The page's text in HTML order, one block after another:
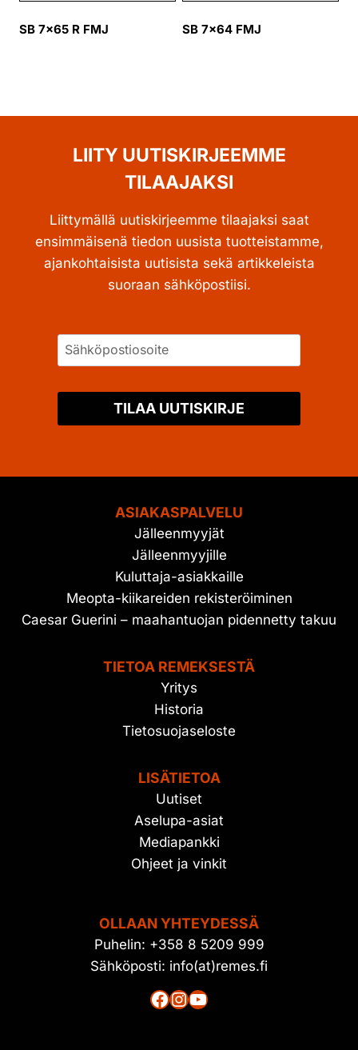
SB 7×65 R FMJ SB 7×64 FMJ
LIITY UUTISKIRJEEMME
TILAAJAKSI
Liittymällä uutiskirjeemme tilaajaksi saat
ensimmäisenä tiedon uusista tuotteistamme,
ajankohtaisista uutisista sekä artikkeleista
suoraan sähköpostiisi.
TILAA UUTISKIRJE
ASIAKASPALVELU
Jälleenmyyjät
Jälleenmyyjille
Kuluttaja-asiakkaille
Meopta-kiikareiden rekisteröiminen
Caesar Guerini – maahantuojan pidennetty takuu
TIETOA REMEKSESTÄ
Yritys
Historia
Tietosuojaseloste
LISÄTIETOA
Uutiset
Aselupa-asiat
Mediapankki
Ohjeet ja vinkit
OLLAAN YHTEYDESSÄ
Puhelin: +358 8 5209 999
Sähköposti: info(at)remes.fi
Facebook
Instagram
YouTube